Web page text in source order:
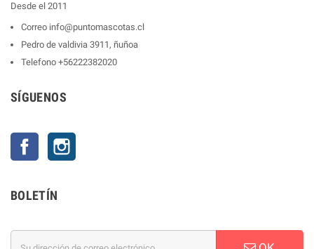
Desde el 2011
Correo info@puntomascotas.cl
Pedro de valdivia 3911, ñuñoa
Telefono +56222382020
SÍGUENOS
Facebook
BOLETÍN